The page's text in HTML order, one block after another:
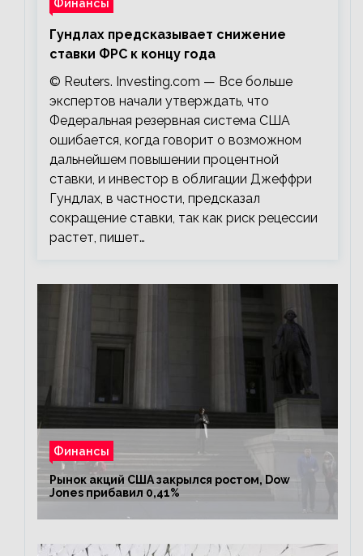
Финансы
Гундлах предсказывает снижение
ставки ФРС к концу года
© Reuters. Investing.com — Все больше
экспертов начали утверждать, что
Федеральная резервная система США
ошибается, когда говорит о возможном
дальнейшем повышении процентной
ставки, и инвестор в облигации Джеффри
Гундлах, в частности, предсказал
сокращение ставки, так как риск рецессии
растет, пишет…
Финансы
Рынок акций США закрылся ростом, Dow
Jones прибавил 0,41%